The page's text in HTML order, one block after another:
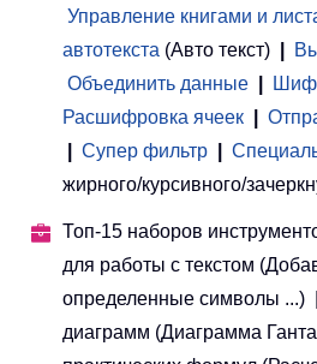
Управление книгами и
автотекста (Авто текст)
Объединить данные
Расшифровка ячеек
Супер фильтр
жирного/курсивного/
Топ-15 наборов
для работы с текстом
определенные символы ...)
диаграмм (Диаграмма